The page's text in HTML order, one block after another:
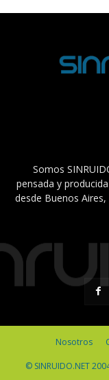
Somos
pensada y
desde Buenos
Nosotros
© SINRUIDO.NET